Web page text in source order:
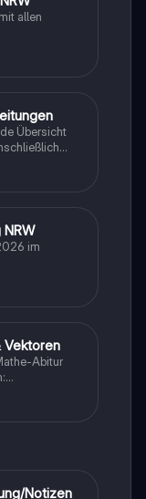
allen
Übersicht
Vorbereitung
im
Vektoren
Abitur
Analysis
Notizen